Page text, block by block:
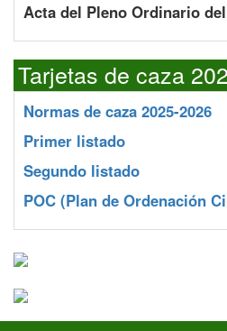
Acta del Pleno Ordinario del
Tarjetas de caza
Normas de caza 2025-2026
Primer listado
Segundo listado
POC (Plan de Ordenación